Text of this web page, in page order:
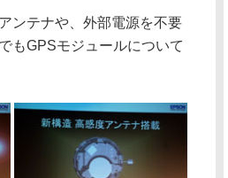
ンテナや、外部電源を不要
もGPSモジュールについて